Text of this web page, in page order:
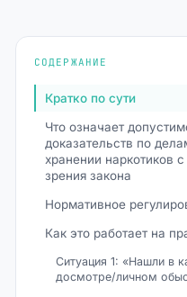
СОДЕРЖАНИЕ
Кратко по сути
Что означает
доказательств по
хранении наркотиков с
зрения закона
Нормативное
Как это работает на
Ситуация 1: «Нашли в
досмотре/личном